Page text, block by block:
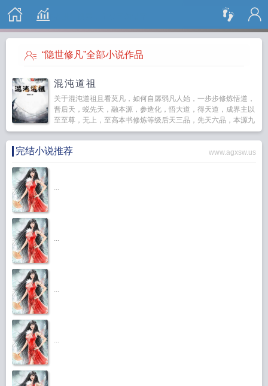
搜 索
“隐世修凡”全部小说作品
混沌道祖
关于混沌道祖且看莫凡，如何自孱弱凡人始，一步步修炼悟道，
晋后天，蜕先天，融本源，参造化，悟大道，得天道，成界主以
至至尊，无上，至高本书修炼等级后天三品，先天六品，本源九
品，造化十二品，悟道（大道三千），得道（四...
完结小说推荐 www.agxsw.us
...
...
...
...